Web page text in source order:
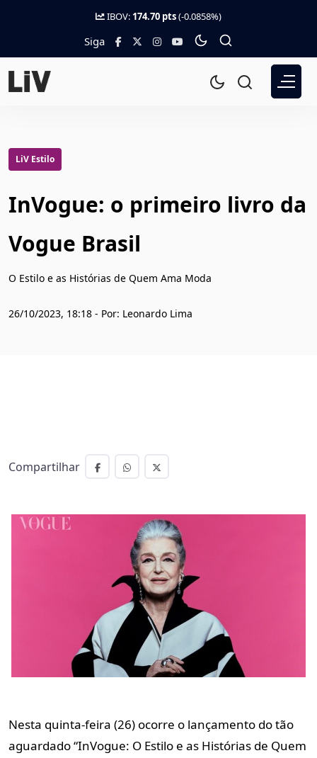
IBOV: 174.70 pts(-0.0858%)
Siga
LiV Estilo
InVogue: o primeiro livro da
Vogue Brasil
O Estilo e as Histórias de Quem Ama Moda
26/10/2023, 18:18 - Por: Leonardo Lima
Compartilhar
Nesta quinta-feira (26) ocorre o lançamento do tão
aguardado “InVogue: O Estilo e as Histórias de Quem